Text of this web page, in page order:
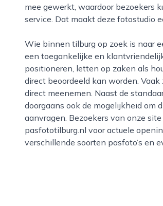
mee gewerkt, waardoor bezoekers
service. Dat maakt deze fotostudio
Wie binnen tilburg op zoek is naar een pasfoto die aan alle eisen voldoet, vindt bij pasfototilburg.nl
een toegankelijke en
positioneren, letten op zaken als
direct beoordeeld kan worden.
direct meenemen. Naast de
doorgaans ook de mogelijkheid om
aanvragen. Bezoekers van onze
pasfototilburg.nl voor actuele
verschillende soorten pasfoto’s en